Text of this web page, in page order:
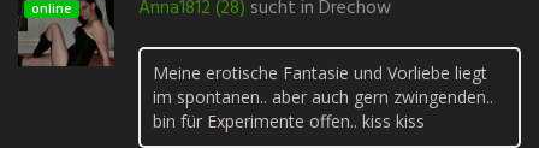
online Anna1812 (28) sucht in Drechow
Meine erotische Fantasie und Vorliebe liegt
im spontanen.. aber auch gern zwingenden..
bin für Experimente offen.. kiss kiss